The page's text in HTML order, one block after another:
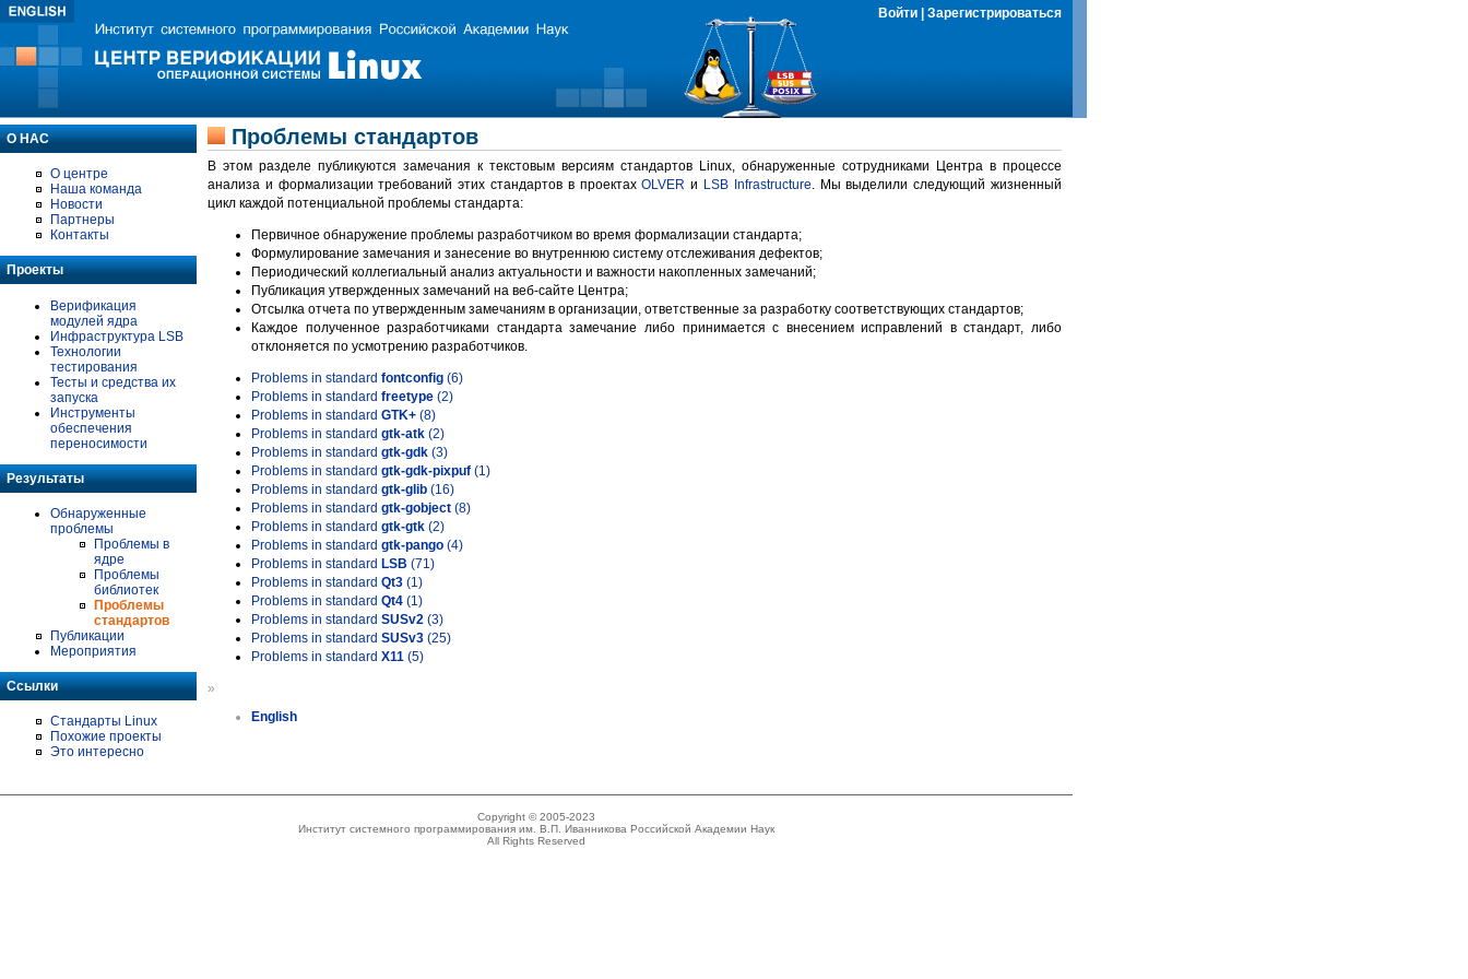
Войти Зарегистрироваться
О НАС
О центре
Наша команда
Новости
Партнеры
Контакты
Проекты
Верификация
модулей ядра
Инфраструктура LSB
Технологии
тестирования
Тесты и средства их
запуска
Инструменты
обеспечения
переносимости
Результаты
Обнаруженные
проблемы
Проблемы в
ядре
Проблемы
библиотек
Проблемы
стандартов
Публикации
Мероприятия
Ссылки
Стандарты Linux
Похожие проекты
Это интересно
Проблемы стандартов
В этом разделе публикуются замечания к текстовым версиям стандартов Linux, обнаруженные сотрудниками Центра в процессе
анализа и формализации требований этих стандартов в проектахOLVER и LSB Infrastructure. Мы выделили следующий жизненный
цикл каждой потенциальной проблемы стандарта:
Первичное обнаружение проблемы разработчиком во время формализации стандарта;
Формулирование замечания и занесение во внутреннюю систему отслеживания дефектов;
Периодический коллегиальный анализ актуальности и важности накопленных замечаний;
Публикация утвержденных замечаний на веб-сайте Центра;
Отсылка отчета по утвержденным замечаниям в организации, ответственные за разработку соответствующих стандартов;
Каждое полученное разработчиками стандарта замечание либо принимается с внесением исправлений в стандарт, либо
отклоняется по усмотрению разработчиков.
Problems in standard fontconfig (6)
Problems in standard freetype (2)
Problems in standard GTK+ (8)
Problems in standard gtk-atk (2)
Problems in standard gtk-gdk (3)
Problems in standard gtk-gdk-pixpuf (1)
Problems in standard gtk-glib (16)
Problems in standard gtk-gobject (8)
Problems in standard gtk-gtk (2)
Problems in standard gtk-pango (4)
Problems in standard LSB (71)
Problems in standard Qt3 (1)
Problems in standard Qt4 (1)
Problems in standard SUSv2 (3)
Problems in standard SUSv3 (25)
Problems in standard X11 (5)
»
English
Copyright © 2005-2023
Институт системного программирования им. В.П. Иванникова Российской Академии Наук
All Rights Reserved